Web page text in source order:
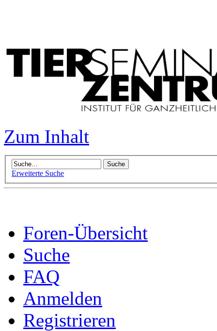
Zum Inhalt
Erweiterte Suche
Foren-Übersicht
Suche
FAQ
Anmelden
Registrieren